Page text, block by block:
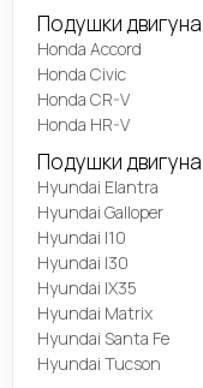
Подушки
Honda Accord
Honda Civic
Honda CR-V
Honda HR-V
Подушки
Hyundai Elantra
Hyundai Galloper
Hyundai I10
Hyundai I30
Hyundai IX35
Hyundai Matrix
Hyundai Santa Fe
Hyundai Tucson